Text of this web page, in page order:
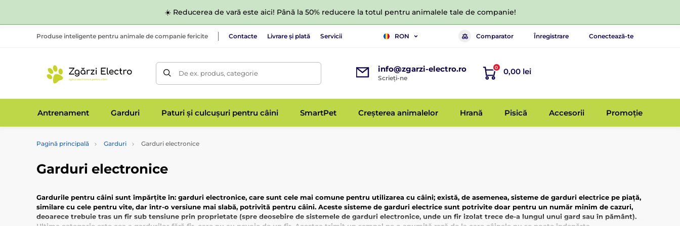
☀️ Reducerea de vară este aici! Până la 50% reducere la totul pentru animalele tale de companie!
Produse inteligente pentru animale de companie fericite Contacte Livrare și plată Servicii RON Comparator Înregistrare Conectează-te
De ex. produs, categorie info@zgarzi-electro.ro
Scrieți-ne
0 0,00 lei
Antrenament Garduri Paturi și culcușuri pentru câini SmartPet Creșterea animalelor Hrană Pisică Accesorii Promoție
Pagină principală Garduri Garduri electronice
Garduri electronice
Gardurile pentru câini sunt împărțite în: garduri electronice, care sunt cele mai comune pentru utilizarea cu câini; există, de asemenea, sisteme de garduri electrice pe piață,
similare cu cele pentru vite, dar într-o versiune mai slabă, potrivită pentru câini. Aceste sisteme de garduri electrice sunt potrivite doar pentru un număr minim de cazuri,
deoarece trebuie tras un fir sub tensiune prin proprietate (spre deosebire de sistemele de garduri electronice, unde un fir izolat trece de-a lungul unui gard sau în pământ).